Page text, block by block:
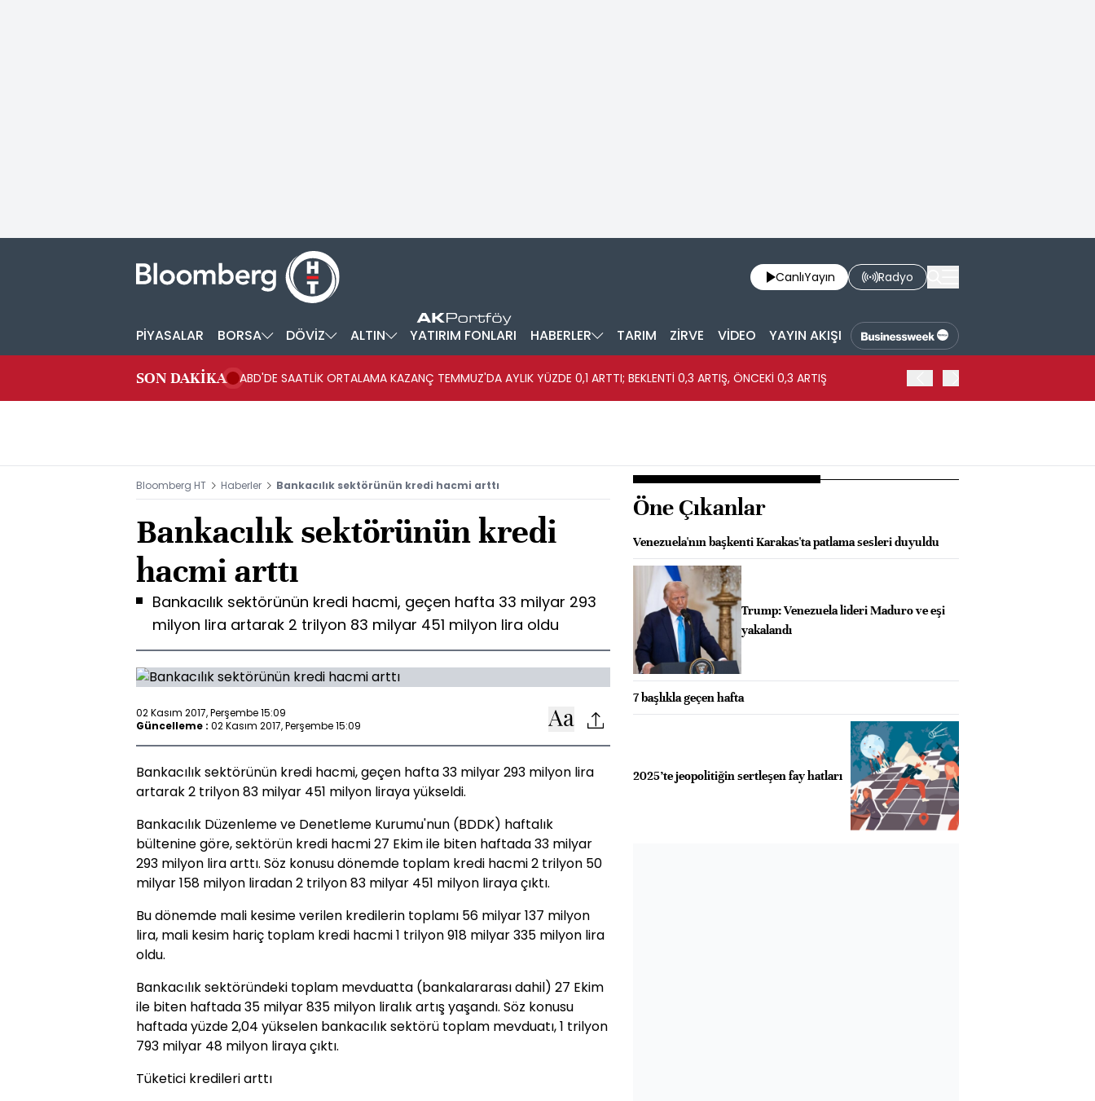
CanlıYayın Radyo
PİYASALAR BORSA DÖVİZ ALTIN YATIRIM FONLARI HABERLER TARIM ZİRVE VİDEO YAYIN AKIŞI
SON DAKİKA ABD'DE SAATLİK ORTALAMA KAZANÇ TEMMUZ'DA AYLIK YÜZDE 0,1 ARTTI; BEKLENTİ 0,3 ARTIŞ, ÖNCEKİ 0,3 ARTIŞ
Bloomberg HT Haberler Bankacılık sektörünün kredi hacmi arttı
Bankacılık sektörünün kredi
hacmi arttı
Bankacılık sektörünün kredi hacmi, geçen hafta 33 milyar 293
milyon lira artarak 2 trilyon 83 milyar 451 milyon lira oldu
02 Kasım 2017, Perşembe 15:09
Güncelleme : 02 Kasım 2017, Perşembe 15:09
Bankacılık sektörünün kredi hacmi, geçen hafta 33 milyar 293 milyon lira
artarak 2 trilyon 83 milyar 451 milyon liraya yükseldi.
Bankacılık Düzenleme ve Denetleme Kurumu'nun (BDDK) haftalık
bültenine göre, sektörün kredi hacmi 27 Ekim ile biten haftada 33 milyar
293 milyon lira arttı. Söz konusu dönemde toplam kredi hacmi 2 trilyon 50
milyar 158 milyon liradan 2 trilyon 83 milyar 451 milyon liraya çıktı.
Bu dönemde mali kesime verilen kredilerin toplamı 56 milyar 137 milyon
lira, mali kesim hariç toplam kredi hacmi 1 trilyon 918 milyar 335 milyon lira
oldu.
Bankacılık sektöründeki toplam mevduatta (bankalararası dahil) 27 Ekim
ile biten haftada 35 milyar 835 milyon liralık artış yaşandı. Söz konusu
haftada yüzde 2,04 yükselen bankacılık sektörü toplam mevduatı, 1 trilyon
793 milyar 48 milyon liraya çıktı.
Tüketici kredileri arttı
Öne Çıkanlar
Venezuela'nın başkenti Karakas'ta patlama sesleri duyuldu
Trump: Venezuela lideri Maduro ve eşi
yakalandı
7 başlıkla geçen hafta
2025’te jeopolitiğin sertleşen fay hatları